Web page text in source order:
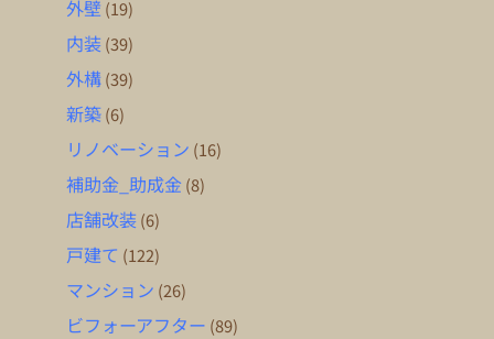
外壁 (19)
内装(39)
外構(39)
新築(6)
リノベーション (16)
補助金_助成金(8)
店舗改装(6)
戸建て (122)
マンション (26)
ビフォーアフター (89)